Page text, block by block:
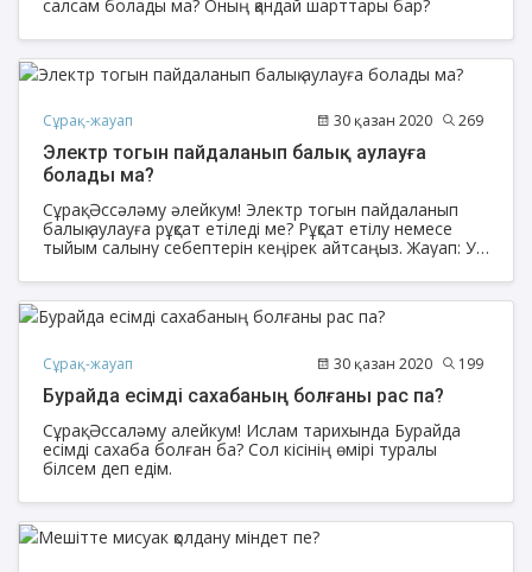
салсам болады ма? Оның қандай шарттары бар?
Сұрақ-жауап 30 қазан 2020 269
Электр тогын пайдаланып балық аулауға
болады ма?
Сұрақ: Әссәләму әлейкум! Электр тогын пайдаланып
балық аулауға рұқсат етіледі ме? Рұқсат етілу немесе
тыйым салыну себептерін кеңірек айтсаңыз. Жауап: Уа
Сұрақ-жауап 30 қазан 2020 199
Бурайда есімді сахабаның болғаны рас па?
Сұрақ: Әссаләму алейкум! Ислам тарихында Бурайда
есімді сахаба болған ба? Сол кісінің өмірі туралы
білсем деп едім.